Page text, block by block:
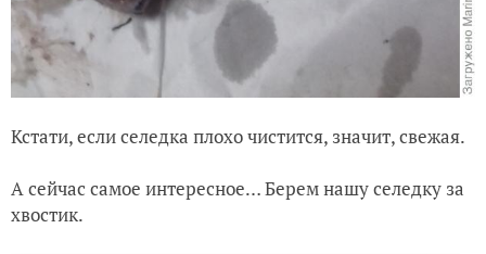
Кстати, если селедка плохо чистится, значит, свежая.
А сейчас самое интересное… Берем нашу селедку за
хвостик.